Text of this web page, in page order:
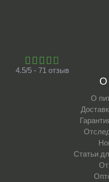
4.5/5 - 71 отзыв
О
О
Статьи